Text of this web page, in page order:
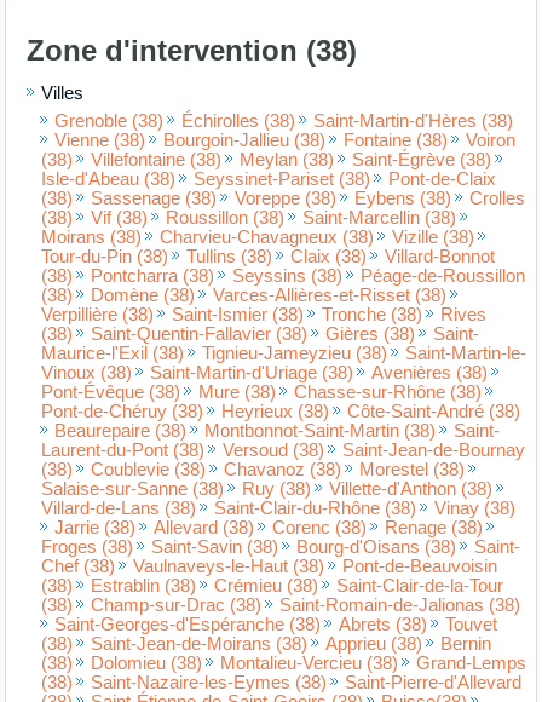
Zone d'intervention (38)
Villes
Grenoble (38)
Échirolles (38)
Saint-Martin-d'Hères (38)
Vienne (38)
Bourgoin-Jallieu (38) Fontaine (38)
Voiron
(38)
Villefontaine (38) Meylan (38)
Saint-Égrève (38)
Isle-d'Abeau (38)
Seyssinet-Pariset (38)
Pont-de-Claix
(38)
Sassenage (38) Voreppe (38) Eybens (38)
Crolles
(38)
Vif (38) Roussillon (38)
Saint-Marcellin (38)
Moirans (38)
Charvieu-Chavagneux (38)
Vizille (38)
Tour-du-Pin (38)
Tullins (38) Claix (38)
Villard-Bonnot
(38)
Pontcharra (38) Seyssins (38)
Péage-de-Roussillon
(38)
Domène (38)
Varces-Allières-et-Risset (38)
Verpillière (38)
Saint-Ismier (38) Tronche (38)
Rives
(38)
Saint-Quentin-Fallavier (38) Gières (38)
Saint-
Maurice-l'Exil (38)
Tignieu-Jameyzieu (38)
Saint-Martin-le-
Vinoux (38)
Saint-Martin-d'Uriage (38)
Avenières (38)
Pont-Évêque (38)
Mure (38)
Chasse-sur-Rhône (38)
Pont-de-Chéruy (38)
Heyrieux (38)
Côte-Saint-André (38)
Beaurepaire (38)
Montbonnot-Saint-Martin (38)
Saint-
Laurent-du-Pont (38)
Versoud (38)
Saint-Jean-de-Bournay
(38)
Coublevie (38) Chavanoz (38)
Morestel (38)
Salaise-sur-Sanne (38)
Ruy (38)
Villette-d'Anthon (38)
Villard-de-Lans (38)
Saint-Clair-du-Rhône (38)
Vinay (38)
Jarrie (38)
Allevard (38) Corenc (38)
Renage (38)
Froges (38)
Saint-Savin (38) Bourg-d'Oisans (38)
Saint-
Chef (38)
Vaulnaveys-le-Haut (38)
Pont-de-Beauvoisin
(38)
Estrablin (38) Crémieu (38)
Saint-Clair-de-la-Tour
(38)
Champ-sur-Drac (38)
Saint-Romain-de-Jalionas (38)
Saint-Georges-d'Espéranche (38)
Abrets (38)
Touvet
(38)
Saint-Jean-de-Moirans (38) Apprieu (38)
Bernin
(38)
Dolomieu (38) Montalieu-Vercieu (38)
Grand-Lemps
(38)
Saint-Nazaire-les-Eymes (38)
Saint-Pierre-d'Allevard